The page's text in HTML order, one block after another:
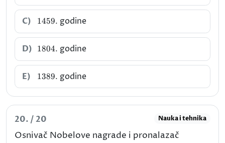
C) 1459.
1459. godine
D) 1804.
1804. godine
E) 1389.
1389. godine
20. / 20 Nauka i tehnika
Osnivač Nobelove nagrade i pronalazač